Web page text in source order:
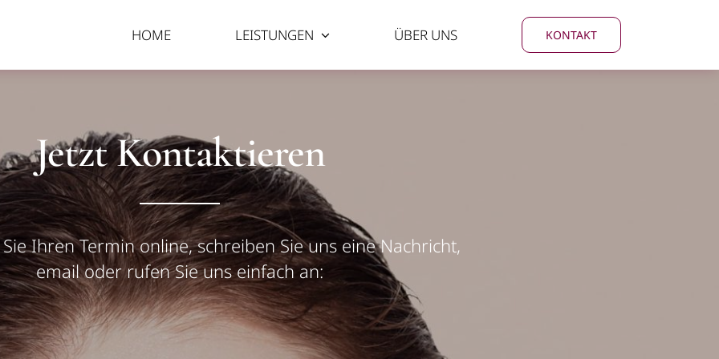
HOME LEISTUNGEN ÜBER UNS KONTAKT
Jetzt Kontaktieren
Ihren Termin online, schreiben Sie uns eine Nachricht,
email oder rufen Sie uns einfach an: